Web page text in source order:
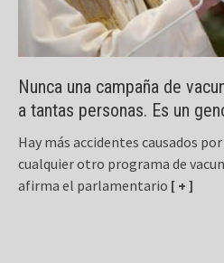
Nunca una campaña de
a tantas personas. Es un
Hay más accidentes causados
cualquier otro programa de
afirma el parlamentario [ + ]